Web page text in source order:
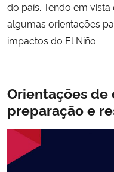
do país. Tendo em
algumas orientações
impactos do El Niño.
Orientações de
preparação e